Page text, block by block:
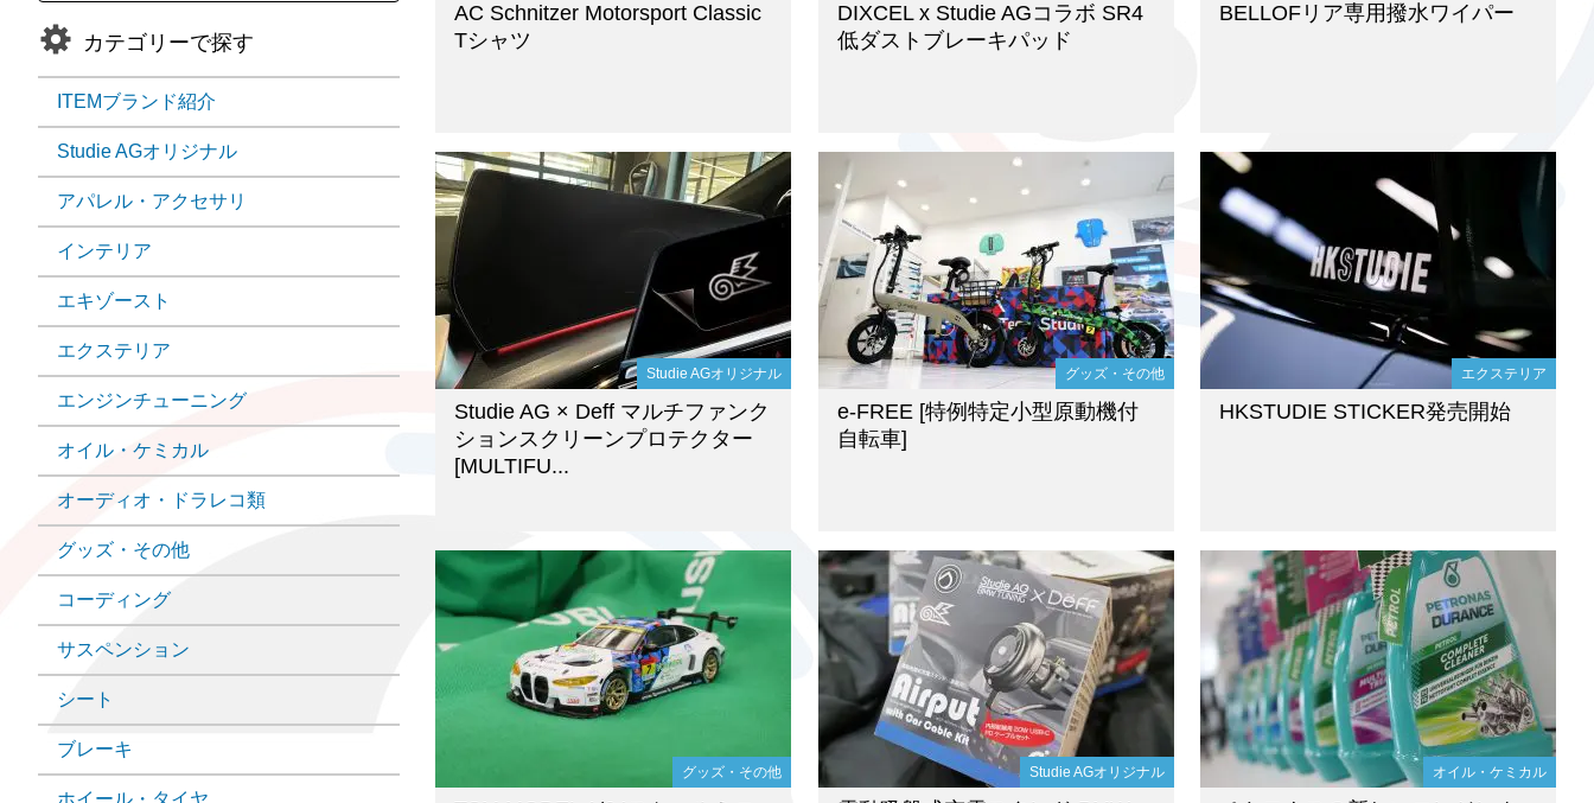
カテゴリーで探す
ITEMブランド紹介
Studie AGオリジナル
アパレル・アクセサリ
インテリア
エキゾースト
エクステリア
エンジンチューニング
オイル・ケミカル
オーディオ・ドラレコ類
グッズ・その他
コーディング
サスペンション
シート
ブレーキ
ホイール・タイヤ
AC Schnitzer Motorsport Classic
Tシャツ
DIXCEL x Studie AGコラボ SR4
低ダストブレーキパッド
BELLOFリア専用撥水ワイパー
Studie AGオリジナル
Studie AG × Deff マルチファンク
ションスクリーンプロテクター
[MULTIFU...
グッズ・その他
e-FREE [特例特定小型原動機付
自転車]
エクステリア
HKSTUDIE STICKER発売開始
グッズ・その他 Studie AGオリジナル オイル・ケミカル